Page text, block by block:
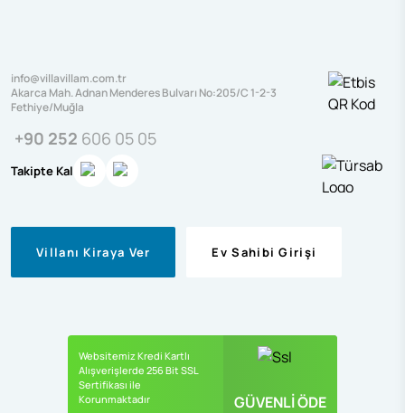
info@villavillam.com.tr
Akarca Mah. Adnan Menderes Bulvarı No:205/C 1-2-3
Fethiye/Muğla
+90 252 606 05 05
Takipte Kal
Villanı Kiraya Ver Ev Sahibi Girişi
Websitemiz Kredi Kartlı
Alışverişlerde 256 Bit SSL
Sertifikası ile
Korunmaktadır
GÜVENLİ ÖDE